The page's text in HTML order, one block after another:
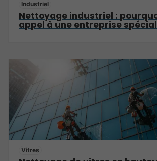
Industriel
Nettoyage industriel :
appel à une entreprise
Vitres